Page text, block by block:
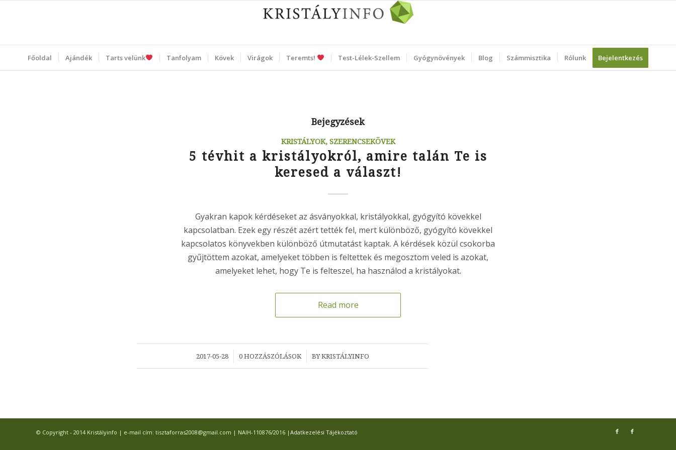
Főoldal Ajándék Tarts velünk Tanfolyam Kövek Virágok Teremts! Test-Lélek-Szellem Gyógynövények Blog Számmisztika Rólunk Bejelentkezés
Bejegyzések
KRISTÁLYOK, SZERENCSEKÖVEK
5 tévhit a kristályokról, amire talán Te is
keresed a választ!
Gyakran kapok kérdéseket az ásványokkal, kristályokkal, gyógyító kövekkel
kapcsolatban. Ezek egy részét azért tették fel, mert különböző, gyógyító kövekkel
kapcsolatos könyvekben különböző útmutatást kaptak. A kérdések közül csokorba
gyűjtöttem azokat, amelyeket többen is feltettek és megosztom veled is azokat,
amelyeket lehet, hogy Te is felteszel, ha használod a kristályokat.
Read more
2017-05-28
/ 0 HOZZÁSZÓLÁSOK
/ BYKRISTÁLYINFO
© Copyright - 2014 Kristályinfo | e-mail cím: tisztaforras2008@gmail.com | NAIH-110876/2016 | Adatkezelési Tájékoztató